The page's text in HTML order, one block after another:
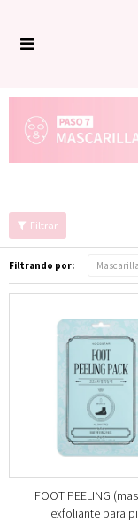

Filtrando por:
FOOT PEELING
exfoliante para